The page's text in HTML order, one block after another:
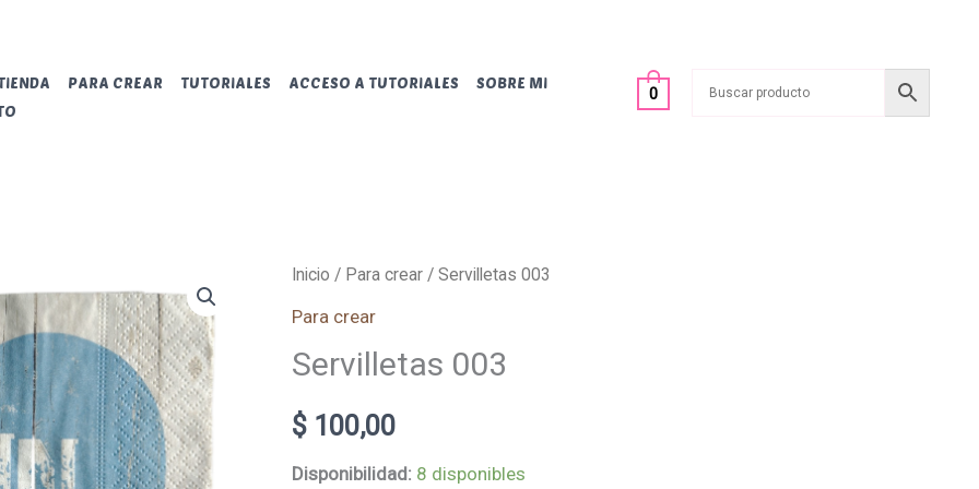
PARA CREAR TUTORIALES ACCESO A TUTORIALES
SOBRE MI
0
Inicio / Para crear/ Servilletas 003
Para crear
Servilletas 003
$100,00
Disponibilidad: 8 disponibles
Servilletas
003